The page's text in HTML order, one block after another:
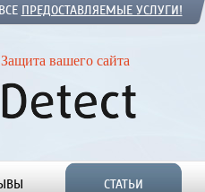
ПРЕДОСТАВЛЯЕМЫЕ УСЛУГИ!
Защита вашего сайта
СТАТЬИ